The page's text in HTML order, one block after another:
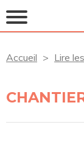
Accueil Lire